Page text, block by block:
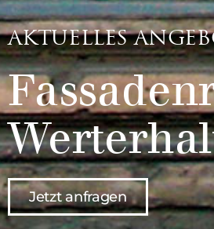
AKTUELLES
Jetzt anfragen